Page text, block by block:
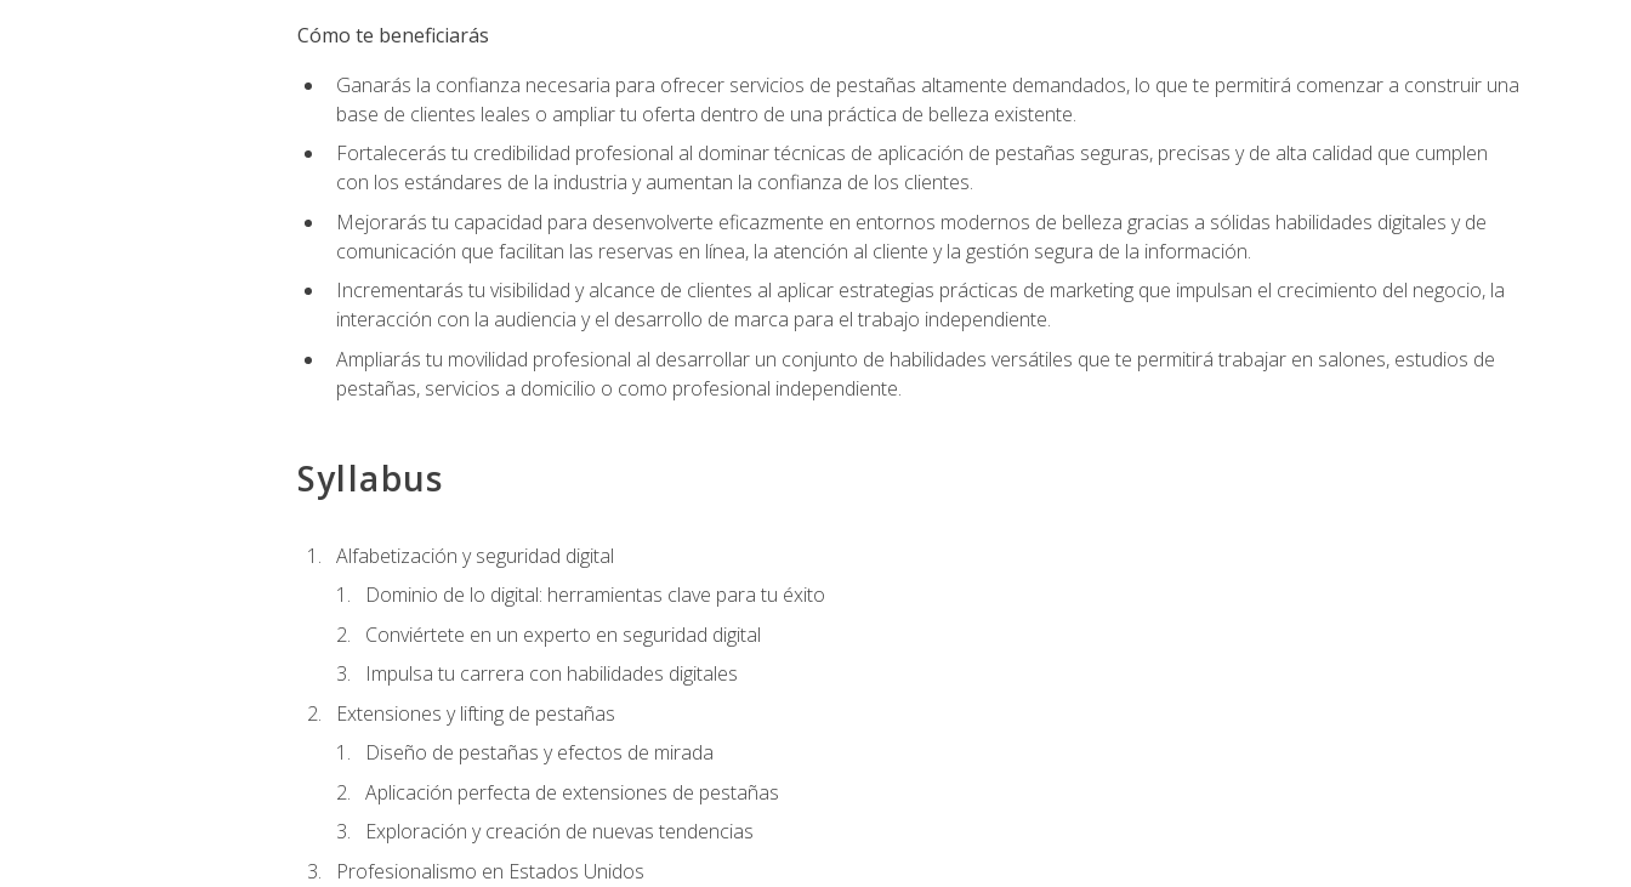
Cómo te beneficiarás
Ganarás la confianza necesaria para ofrecer servicios de pestañas altamente demandados, lo que te permitirá comenzar a construir una
base de clientes leales o ampliar tu oferta dentro de una práctica de belleza existente.
Fortalecerás tu credibilidad profesional al dominar técnicas de aplicación de pestañas seguras, precisas y de alta calidad que cumplen
con los estándares de la industria y aumentan la confianza de los clientes.
Mejorarás tu capacidad para desenvolverte eficazmente en entornos modernos de belleza gracias a sólidas habilidades digitales y de
comunicación que facilitan las reservas en línea, la atención al cliente y la gestión segura de la información.
Incrementarás tu visibilidad y alcance de clientes al aplicar estrategias prácticas de marketing que impulsan el crecimiento del negocio, la
interacción con la audiencia y el desarrollo de marca para el trabajo independiente.
Ampliarás tu movilidad profesional al desarrollar un conjunto de habilidades versátiles que te permitirá trabajar en salones, estudios de
pestañas, servicios a domicilio o como profesional independiente.
Syllabus
Alfabetización y seguridad digital
Dominio de lo digital: herramientas clave para tu éxito
Conviértete en un experto en seguridad digital
Impulsa tu carrera con habilidades digitales
Extensiones y lifting de pestañas
Diseño de pestañas y efectos de mirada
Aplicación perfecta de extensiones de pestañas
Exploración y creación de nuevas tendencias
Profesionalismo en Estados Unidos